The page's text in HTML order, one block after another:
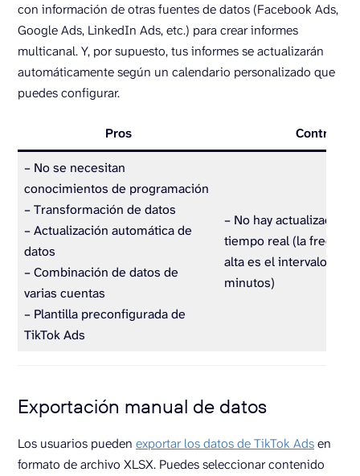
con información de otras fuentes de datos (Facebook Ads,
Google Ads, LinkedIn Ads, etc.) para crear informes
multicanal. Y, por supuesto, tus informes se actualizarán
automáticamente según un calendario personalizado que
puedes configurar.
Pros Contras
– No se necesitan
conocimientos de programación
– Transformación de datos
– Actualización automática de
datos
– Combinación de datos de
varias cuentas
– Plantilla preconfigurada de
TikTok Ads
– No hay
tiempo real (la
alta es el intervalo de 15
minutos)
Exportación manual de datos
Los usuarios pueden exportar los datos de TikTok Adsen
formato de archivo XLSX. Puedes seleccionar contenido